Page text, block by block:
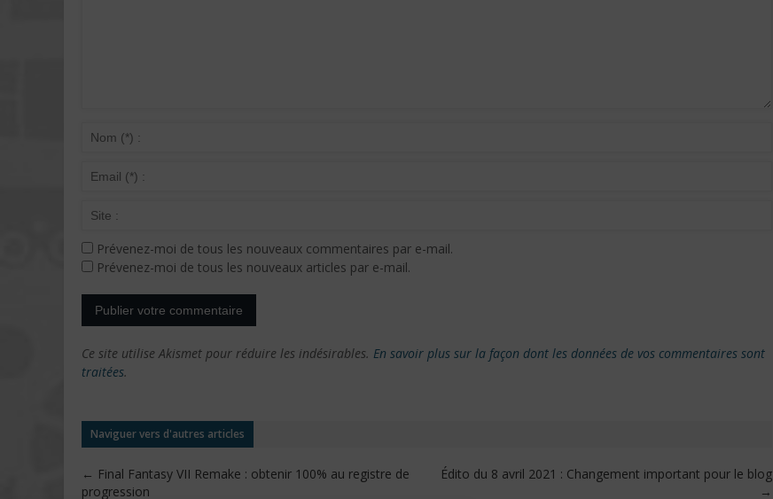
Prévenez-moi de tous les nouveaux commentaires par e-mail.
Prévenez-moi de tous les nouveaux articles par e-mail.
Ce site utilise Akismet pour réduire les indésirables. En savoir plus sur la façon dont les données de vos commentaires sont
traitées.
Naviguer vers d'autres articles
← Final Fantasy VII Remake : obtenir 100% au registre de
progression
Édito du 8 avril 2021 : Changement important pour le blog
→